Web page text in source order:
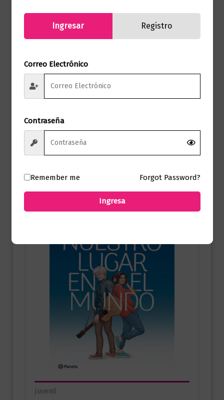
Te doy mi corazon – Bridgerton 3
Añadir al carrito
Juvenil
Ingresar Registro
Correo Electrónico
Contraseña
Remember me Forgot Password?
Ingresa